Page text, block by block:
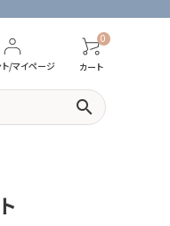
ト/マイページ
0
カート
search